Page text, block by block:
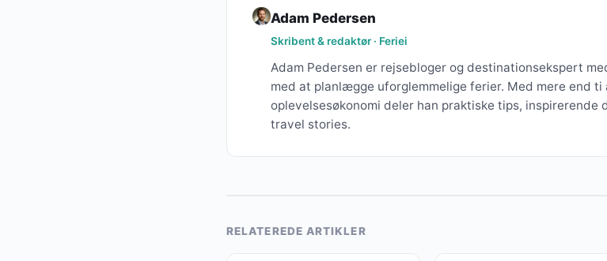
Adam Pedersen
Skribent & redaktør · Feriei
Adam Pedersen er rejsebloger og destinationsekspert
med at planlægge uforglemmelige ferier. Med mere end
oplevelsesøkonomi deler han praktiske tips, inspirerende
travel stories.
RELATEREDE ARTIKLER